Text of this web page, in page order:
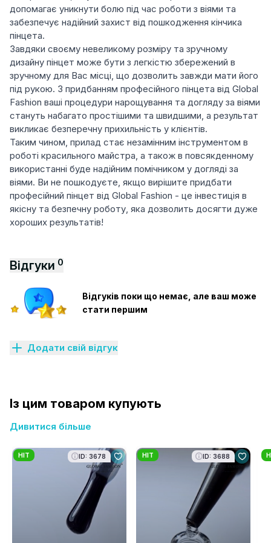
допомагає уникнути болю під час роботи з віями та
забезпечує надійний захист від пошкодження кінчика
пінцета.
Завдяки своєму невеликому розміру та зручному
дизайну пінцет може бути з легкістю збережений в
зручному для Вас місці, що дозволить завжди мати його
під рукою. З придбанням професійного пінцета від Global
Fashion ваші процедури нарощування та догляду за віями
стануть набагато простішими та швидшими, а результат
викликає безперечну прихильність у клієнтів.
Таким чином, прилад стає незамінним інструментом в
роботі красильного майстра, а також в повсякденному
використанні буде надійним помічником у догляді за
віями. Ви не пошкодуєте, якщо вирішите придбати
професійний пінцет від Global Fashion - це інвестиція в
якісну та безпечну роботу, яка дозволить досягти дуже
хороших результатів!
Відгуки 0
Відгуків поки що немає, але ваш може
стати першим
Додати свій відгук
Із цим товаром купують
Дивитися більше
HIT ID: 3678 HIT ID: 3688